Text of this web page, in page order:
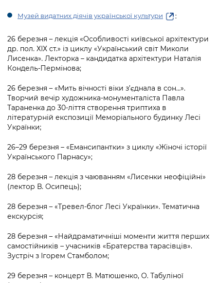
Музей видатних діячів української культури :
26 березня – лекція «Особливості київської архітектури
др. пол. ХІХ ст.» із циклу «Український світ Миколи
Лисенка». Лекторка – кандидатка архітектури Наталія
Кондель-Пермінова;
26 березня – «Мить вічності віки з’єднала в сон…».
Творчий вечір художника-монументаліста Павла
Тараненка до 30-ліття створення триптиха в
літературній експозиції Меморіального будинку Лесі
Українки;
26–29 березня – «Емансипантки» з циклу «Жіночі історії
Українського Парнасу»;
28 березня – лекція з чаюванням «Лисенки неофіційні»
(лектор В. Осипець);
28 березня – «Тревел-блог Лесі Українки». Тематична
екскурсія;
28 березня – «Найдраматичніші моменти життя перших
самостійників – учасників «Братерства тарасівців».
Зустріч з Ігорем Стамболом;
29 березня – концерт В. Матюшенко, О. Табуліної